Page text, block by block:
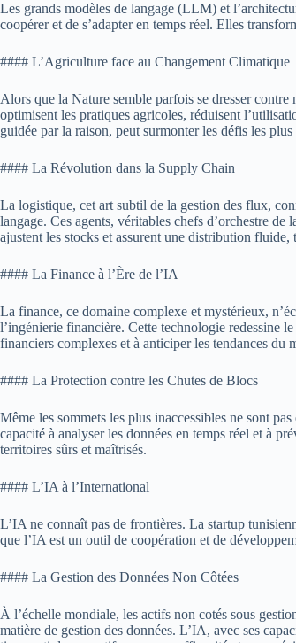
Les grands modèles de langage (LLM) et
coopérer et de s’adapter en temps réel. Elles
#### L’Agriculture face au Changement Climatique
Alors que la Nature semble parfois se dresser
optimisent les pratiques agricoles, réduisent
guidée par la raison, peut surmonter les défis les plus
#### La Révolution dans la Supply Chain
La logistique, cet art subtil de la gestion des flux,
langage. Ces agents, véritables chefs d’orchestre
ajustent les stocks et assurent une distribution
#### La Finance à l’Ère de l’IA
La finance, ce domaine complexe et mystérieux,
l’ingénierie financière. Cette technologie redessine
financiers complexes et à anticiper les tendances du
#### La Protection contre les Chutes de Blocs
Même les sommets les plus inaccessibles ne sont
capacité à analyser les données en temps réel et à
territoires sûrs et maîtrisés.
#### L’IA à l’International
L’IA ne connaît pas de frontières. La startup
que l’IA est un outil de coopération et de
#### La Gestion des Données Non Côtées
À l’échelle mondiale, les actifs non cotés sous
matière de gestion des données. L’IA, avec ses